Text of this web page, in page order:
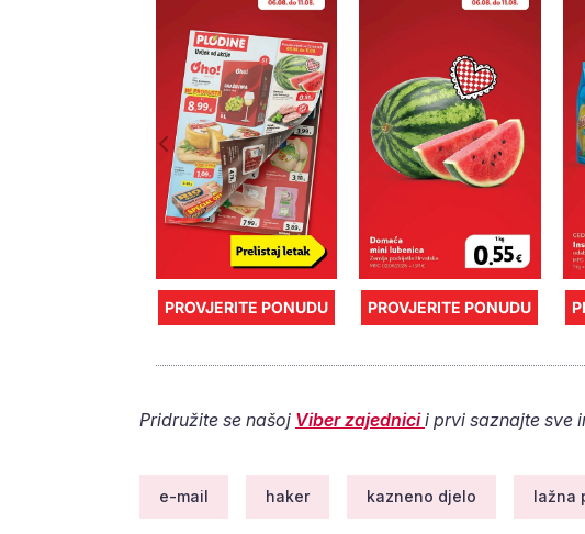
PROVJERITE PONUDU PROVJERITE PONUDU
Pridružite se našoj Viber zajednicii prvi saznajte sve
e-mail haker kazneno djelo lažna